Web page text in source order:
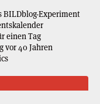
BILDblog-Experiment
einen Tag
vor 40 Jahren